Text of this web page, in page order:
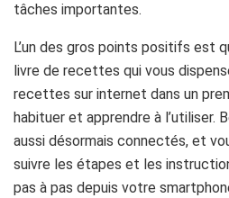
tâches importantes.
L’un des gros points positifs est
livre de recettes qui vous
recettes sur internet dans un
habituer et apprendre à l’utiliser.
aussi désormais connectés, et
suivre les étapes et les
pas à pas depuis votre